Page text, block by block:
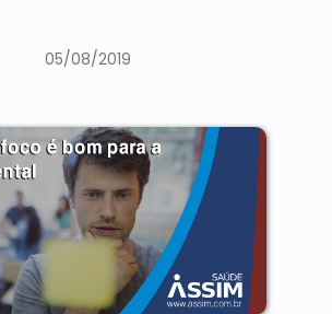
05/08/2019